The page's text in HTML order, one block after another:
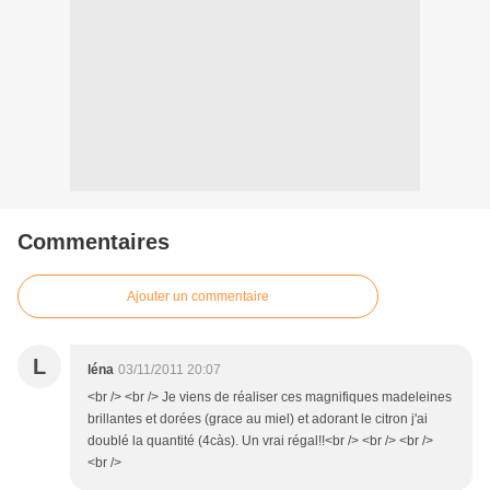
Commentaires
Ajouter un commentaire
L léna 03/11/2011 20:07
<br /> <br /> Je viens de réaliser ces magnifiques madeleines
brillantes et dorées (grace au miel) et adorant le citron j'ai
doublé la quantité (4càs). Un vrai régal!!<br /> <br /> <br />
<br />